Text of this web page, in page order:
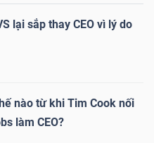
lại sắp thay CEO vì lý do
nào từ khi Tim Cook nối
làm CEO?